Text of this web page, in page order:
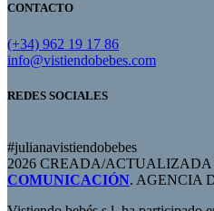
CONTACTO
(+34) 962 19 17 86
info@vistiendobebes.com
REDES SOCIALES
#julianavistiendobebes
2026 CREADA/ACTUALIZADA
COMUNICACIÓN. AGENCIA